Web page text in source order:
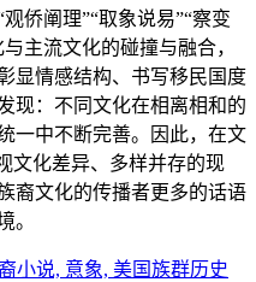
侨阐理”“取象说易”“察变
主流文化的碰撞与融合，
显情感结构、书写移民国度
现：不同文化在相离相和的
一中不断完善。因此，在文
文化差异、多样并存的现
裔文化的传播者更多的话语
。
小说, 意象, 美国族群历史